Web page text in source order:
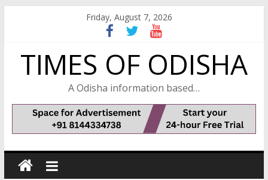
Friday, August 7, 2026
TIMES OF ODISHA
A Odisha information based…